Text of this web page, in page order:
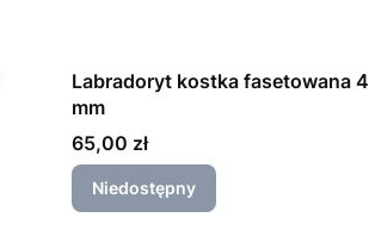
Labradoryt kostka fasetowana 4
mm
Cena
65,00 zł
Niedostępny